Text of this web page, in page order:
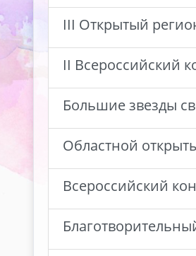
III Открытый
II Всероссийский
Большие звезды
Областной
Всероссийский